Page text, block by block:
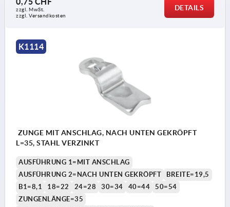
zzgl. MwSt.
zzgl. Versandkosten
DETAILS
K1114
ZUNGE MIT ANSCHLAG, NACH UNTEN GEKRÖPFT
L=35, STAHL VERZINKT
AUSFÜHRUNG 1=MIT ANSCHLAG
AUSFÜHRUNG 2=NACH UNTEN GEKRÖPFT
BREITE=19,5
B1=8,1
18=22 24=28 30=34 40=44
50=54
ZUNGENLÄNGE=35